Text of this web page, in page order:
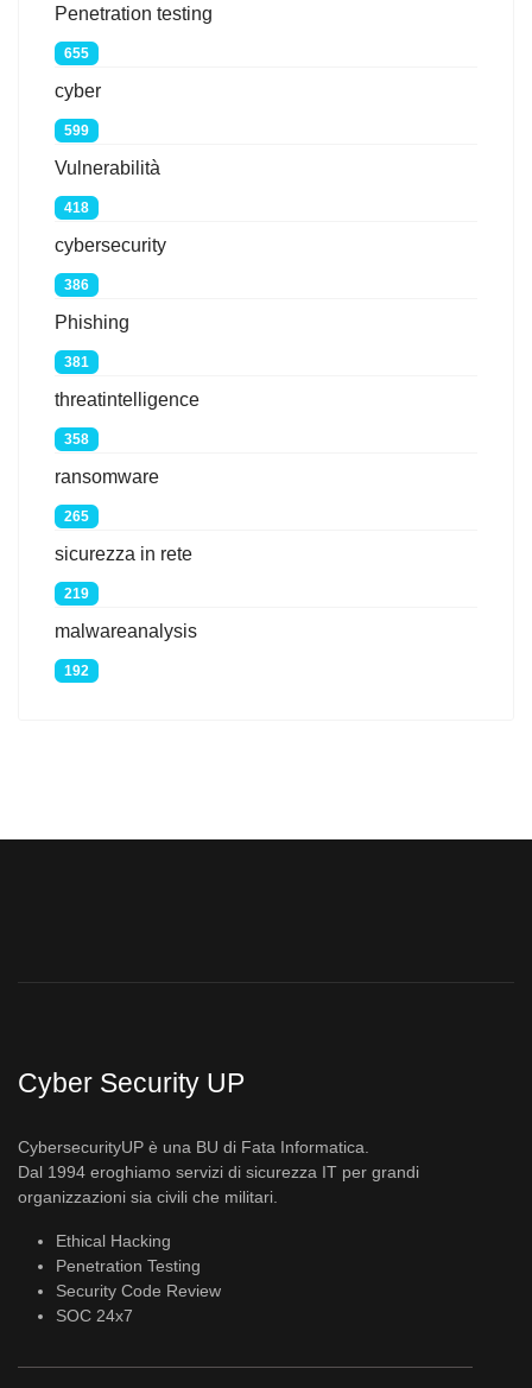
Penetration testing
655
cyber
599
Vulnerabilità
418
cybersecurity
386
Phishing
381
threatintelligence
358
ransomware
265
sicurezza in rete
219
malwareanalysis
192
Cyber Security UP
CybersecurityUP è una BU di Fata Informatica.
Dal 1994 eroghiamo servizi di sicurezza IT per grandi
organizzazioni sia civili che militari.
Ethical Hacking
Penetration Testing
Security Code Review
SOC 24x7